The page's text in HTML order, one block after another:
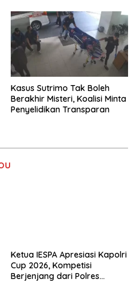
Kasus Sutrimo Tak Boleh
Berakhir Misteri, Koalisi Minta
Penyelidikan Transparan
Ketua IESPA Apresiasi Kapolri
Cup 2026, Kompetisi
Berjenjang dari Polres